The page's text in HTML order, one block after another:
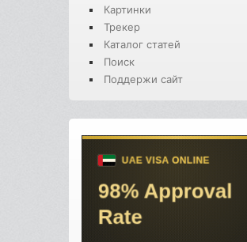
Картинки
Трекер
Каталог статей
Поиск
Поддержи сайт